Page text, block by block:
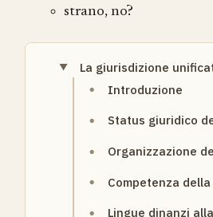
strano, no?
La giurisdizione
Introduzione
Status giuridico
Organizzazione
Competenza della
Lingue dinanzi alla